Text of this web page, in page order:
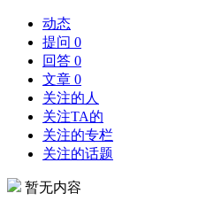
动态
提问 0
回答 0
文章 0
关注的人
关注TA的
关注的专栏
关注的话题
暂无内容